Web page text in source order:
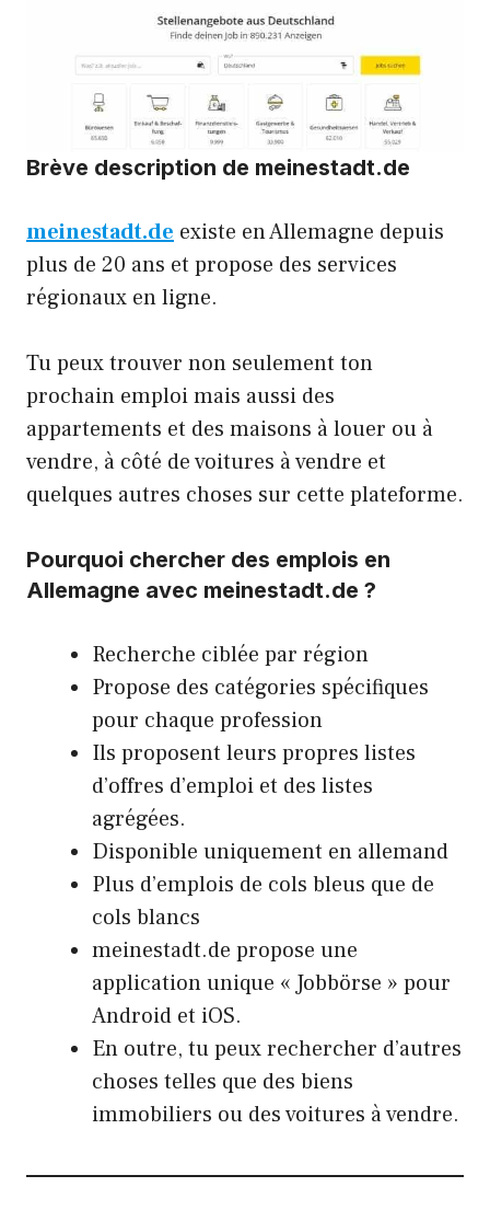
Brève description de meinestadt.de
meinestadt.de existe en Allemagne depuis
plus de 20 ans et propose des services
régionaux en ligne.
Tu peux trouver non seulement ton
prochain emploi mais aussi des
appartements et des maisons à louer ou à
vendre, à côté de voitures à vendre et
quelques autres choses sur cette plateforme.
Pourquoi chercher des emplois en
Allemagne avec meinestadt.de ?
Recherche ciblée par région
Propose des catégories spécifiques
pour chaque profession
Ils proposent leurs propres listes
d’offres d’emploi et des listes
agrégées.
Disponible uniquement en allemand
Plus d’emplois de cols bleus que de
cols blancs
meinestadt.de propose une
application unique « Jobbörse » pour
Android et iOS.
En outre, tu peux rechercher d’autres
choses telles que des biens
immobiliers ou des voitures à vendre.